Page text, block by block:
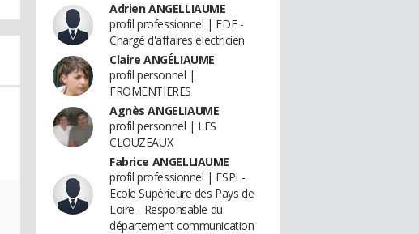
Adrien ANGELLIAUME
profil professionnel | EDF -
Chargé d'affaires electricien
Claire ANGÉLIAUME
profil personnel |
FROMENTIERES
Agnès ANGELIAUME
profil personnel | LES
CLOUZEAUX
Fabrice ANGELLIAUME
profil professionnel | ESPL-
Ecole Supérieure des Pays de
Loire - Responsable du
département communication